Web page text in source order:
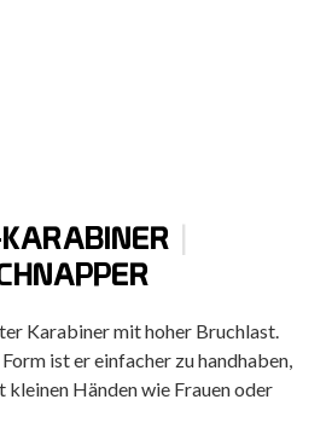
Karabiner mit hoher Bruchlast.
ist er einfacher zu handhaben,
kleinen Händen wie Frauen oder